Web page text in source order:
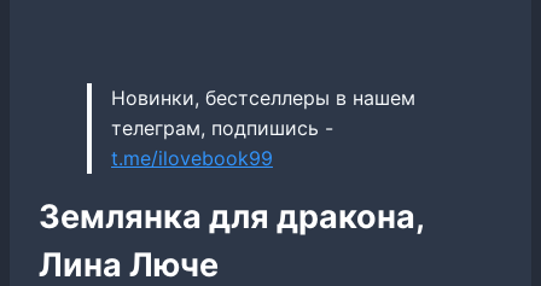
Новинки, бестселлеры в нашем
телеграм, подпишись -
t.me/ilovebook99
Землянка для дракона,
Лина Люче